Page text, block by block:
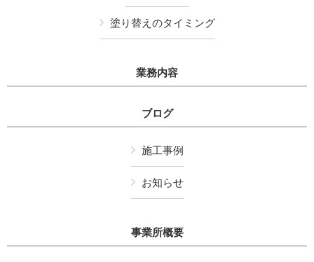
塗り替えのタイミング
業務内容
ブログ
施工事例
お知らせ
事業所概要